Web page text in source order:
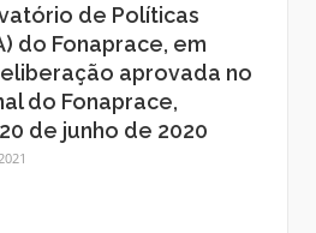
de Políticas
do Fonaprace, em
aprovada no
do Fonaprace,
de junho de 2020